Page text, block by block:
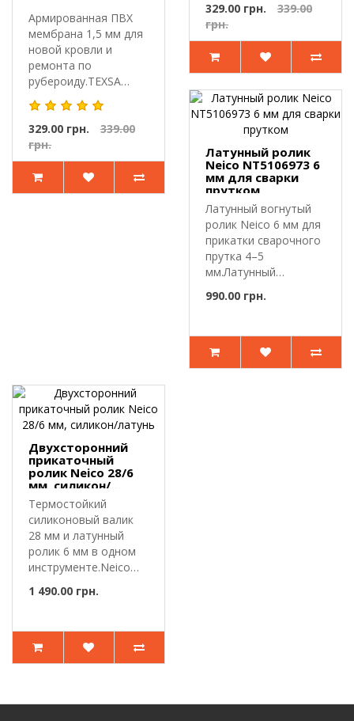
Армированная ПВХ
мембрана 1,5 мм для
новой кровли и
ремонта по
рубероиду.TEXSA
VINITEX MP 1,5 мм —
п..
329.00 грн.
339.00
грн.
329.00 грн.
339.00
грн.
Латунный ролик
Neico NT5106973 6
мм для сварки
прутком
Латунный вогнутый
ролик Neico 6 мм для
прикатки сварочного
прутка 4–5
мм.Латунный
990.00 грн.
Двухсторонний
прикаточный
ролик Neico 28/6
мм, силикон/
латунь
Термостойкий
силиконовый валик
28 мм и латунный
ролик 6 мм в одном
инструменте.Neico
1 490.00 грн.